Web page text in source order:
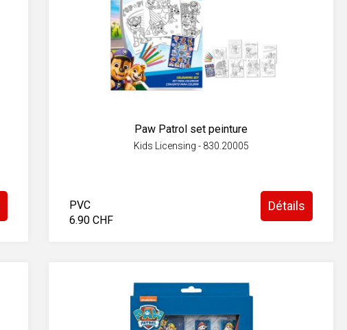
Paw Patrol set peinture
Kids Licensing - 830.20005
PVC
6.90 CHF
Détails